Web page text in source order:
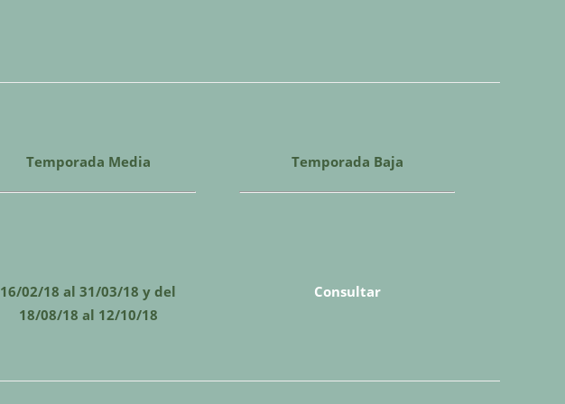
Temporada Media
16/02/18 al 31/03/18 y del
18/08/18 al 12/10/18
Temporada Baja
Consultar